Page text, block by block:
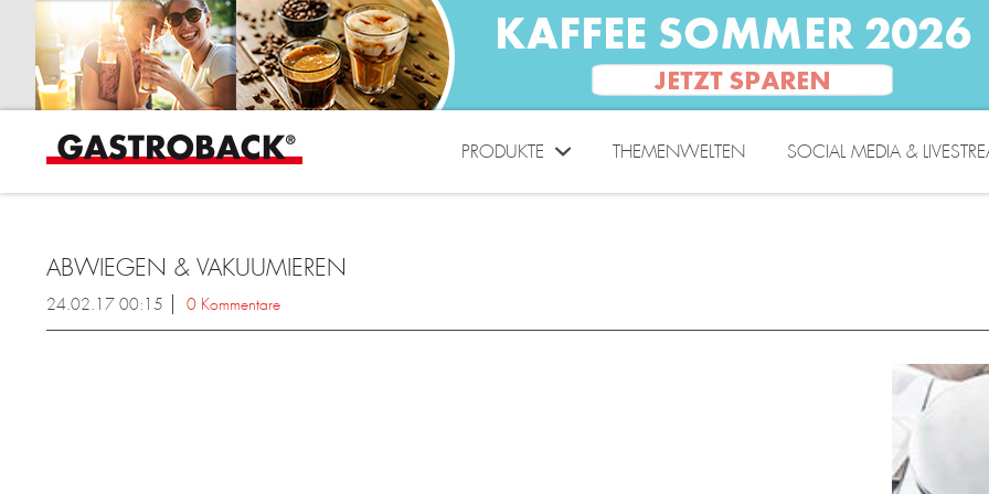
PRODUKTE THEMENWELTEN SOCIAL MEDIA &
ABWIEGEN & VAKUUMIEREN
24.02.17 00:15 0 Kommentare